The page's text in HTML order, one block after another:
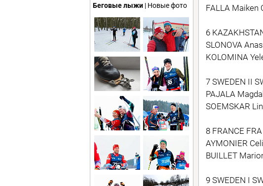
Беговые лыжи | Новые фото
FALLA Maiken
6
SLONOVA
KOLOMINA
7 SWEDEN II
PAJALA
SOEMSKAR
8 FRANCE FRA
AYMONIER
BUILLET
9 SWEDEN I